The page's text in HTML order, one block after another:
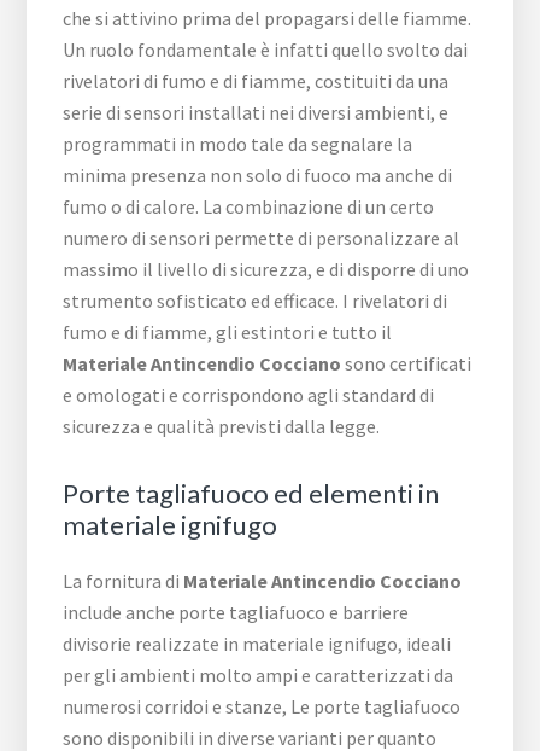
che si attivino prima del propagarsi delle fiamme.
Un ruolo fondamentale è infatti quello svolto dai
rivelatori di fumo e di fiamme, costituiti da una
serie di sensori installati nei diversi ambienti, e
programmati in modo tale da segnalare la
minima presenza non solo di fuoco ma anche di
fumo o di calore. La combinazione di un certo
numero di sensori permette di personalizzare al
massimo il livello di sicurezza, e di disporre di uno
strumento sofisticato ed efficace. I rivelatori di
fumo e di fiamme, gli estintori e tutto il
Materiale Antincendio Cocciano sono certificati
e omologati e corrispondono agli standard di
sicurezza e qualità previsti dalla legge.
Porte tagliafuoco ed elementi in
materiale ignifugo
La fornitura di Materiale Antincendio Cocciano
include anche porte tagliafuoco e barriere
divisorie realizzate in materiale ignifugo, ideali
per gli ambienti molto ampi e caratterizzati da
numerosi corridoi e stanze, Le porte tagliafuoco
sono disponibili in diverse varianti per quanto